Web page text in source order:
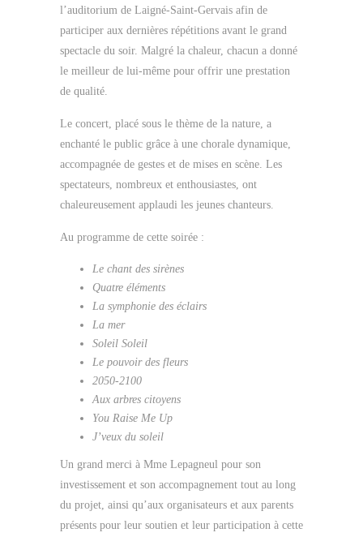
l’auditorium de Laigné-Saint-Gervais afin de
participer aux dernières répétitions avant le grand
spectacle du soir. Malgré la chaleur, chacun a donné
le meilleur de lui-même pour offrir une prestation
de qualité.
Le concert, placé sous le thème de la nature, a
enchanté le public grâce à une chorale dynamique,
accompagnée de gestes et de mises en scène. Les
spectateurs, nombreux et enthousiastes, ont
chaleureusement applaudi les jeunes chanteurs.
Au programme de cette soirée :
Le chant des sirènes
Quatre éléments
La symphonie des éclairs
La mer
Soleil Soleil
Le pouvoir des fleurs
2050-2100
Aux arbres citoyens
You Raise Me Up
J’veux du soleil
Un grand merci à Mme Lepagneul pour son
investissement et son accompagnement tout au long
du projet, ainsi qu’aux organisateurs et aux parents
présents pour leur soutien et leur participation à cette